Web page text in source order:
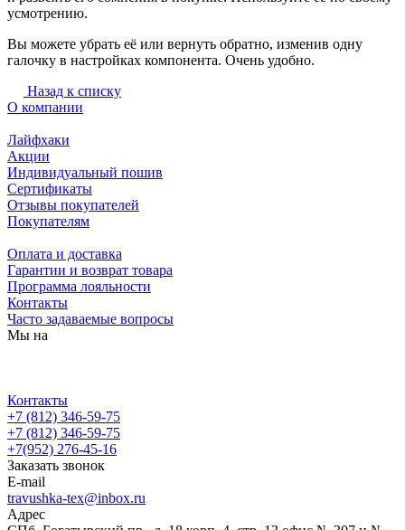
усмотрению.
Вы можете убрать её или вернуть обратно, изменив одну
галочку в настройках компонента. Очень удобно.
Назад к списку
О компании
Лайфхаки
Акции
Индивидуальный пошив
Сертификаты
Отзывы покупателей
Покупателям
Оплата и доставка
Гарантии и возврат товара
Программа лояльности
Контакты
Часто задаваемые вопросы
Мы на
Контакты
+7 (812) 346-59-75
+7 (812) 346-59-75
+7(952) 276-45-16
Заказать звонок
E-mail
travushka-tex@inbox.ru
Адрес